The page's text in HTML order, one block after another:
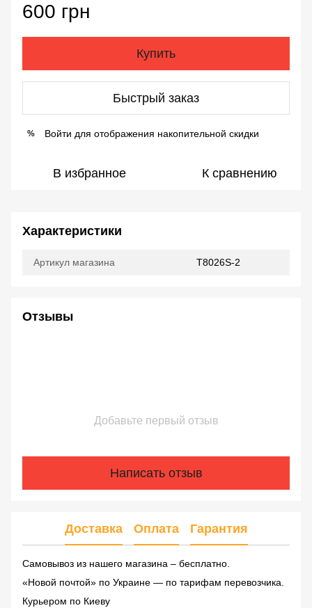
600 грн
Купить
Быстрый заказ
% Войти для отображения накопительной скидки
В избранное К сравнению
Характеристики
Артикул магазина T8026S-2
Отзывы
Добавьте первый отзыв
Написать отзыв
Доставка Оплата Гарантия
Самовывоз из нашего магазина – бесплатно.
«Новой почтой» по Украине — по тарифам перевозчика.
Курьером по Киеву